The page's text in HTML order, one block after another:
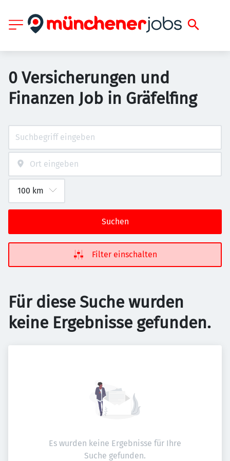
0 Versicherungen und
Finanzen Job in Gräfelfing
Suchen
Filter einschalten
Für diese Suche wurden
keine Ergebnisse gefunden.
Es wurden keine Ergebnisse für Ihre
Suche gefunden.